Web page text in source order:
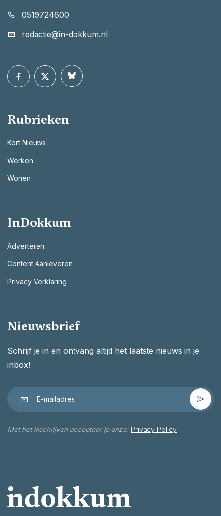
0519724600
redactie@in-dokkum.nl
Rubrieken
Kort Nieuws
Werken
Wonen
InDokkum
Adverteren
Content Aanleveren
Privacy Verklaring
Nieuwsbrief
Schrijf je in en ontvang altijd het laatste nieuws in je
inbox!
Met het inschrijven accepteer je onze: Privacy Policy